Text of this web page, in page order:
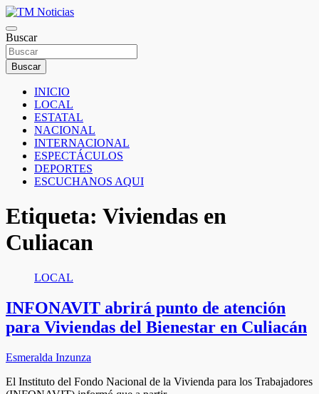
Saltar
al
contenido
TM Noticias
TM Noticias
Buscar
Buscar
INICIO
LOCAL
ESTATAL
NACIONAL
INTERNACIONAL
ESPECTÁCULOS
DEPORTES
ESCUCHANOS AQUI
Etiqueta: Viviendas en
Culiacan
LOCAL
INFONAVIT abrirá punto de atención
para Viviendas del Bienestar en Culiacán
Esmeralda Inzunza
El Instituto del Fondo Nacional de la Vivienda para los Trabajadores